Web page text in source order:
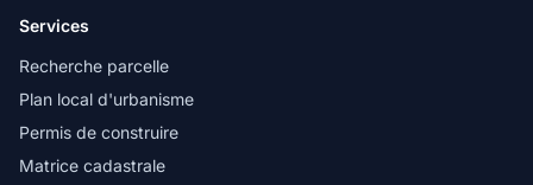
Services
Recherche parcelle
Plan local d'urbanisme
Permis de construire
Matrice cadastrale